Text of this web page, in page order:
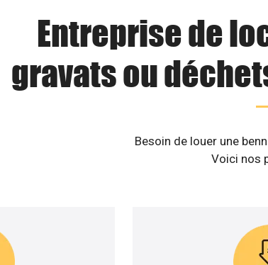
Entreprise de
gravats ou
Besoin de louer une
Voici nos